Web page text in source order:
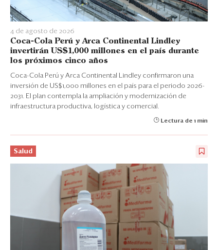
4 de agosto de 2026
Coca-Cola Perú y Arca Continental Lindley
invertirán US$1,000 millones en el país durante
los próximos cinco años
Coca-Cola Perú y Arca Continental Lindley confirmaron una
inversión de US$1,000 millones en el país para el periodo 2026-
2031. El plan contempla la ampliación y modernización de
infraestructura productiva, logística y comercial.
Lectura de 1 min
Salud